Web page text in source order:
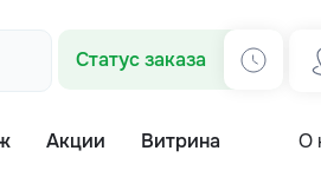
Статус заказа
Акции Витрина О